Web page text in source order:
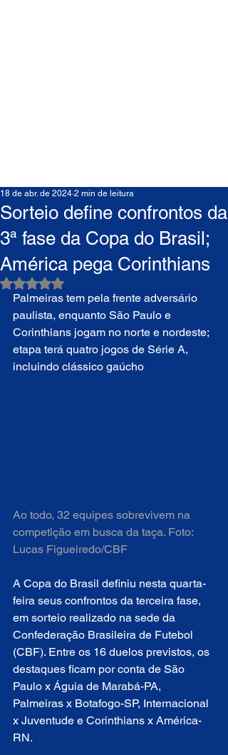
Sorteio define confrontos da
3ª fase da Copa do Brasil;
América pega Corinthians
18 de abr. de 2024 2 min de leitura
Avaliado com NaN de 5 estrelas.
Palmeiras tem pela frente adversário
paulista, enquanto São Paulo e
Corinthians jogam no norte e nordeste;
etapa terá quatro jogos de Série A,
incluindo clássico gaúcho
Ao todo, 32 equipes sobrevivem na
competição em busca da taça. Foto:
Lucas Figueiredo/CBF
A Copa do Brasil definiu nesta quarta-
feira seus confrontos da terceira fase,
em sorteio realizado na sede da
Confederação Brasileira de Futebol
(CBF). Entre os 16 duelos previstos, os
destaques ficam por conta de São
Paulo x Águia de Marabá-PA,
Palmeiras x Botafogo-SP, Internacional
x Juventude e Corinthians x América-
RN.